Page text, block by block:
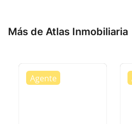
Más de Atlas Inmobiliaria